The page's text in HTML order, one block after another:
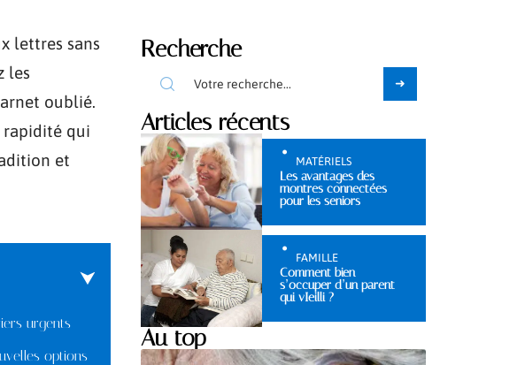
lettres sans
les
oublié.
rapidité qui
et
urgents
options
Recherche
Articles récents
MATÉRIELS
Les avantages des
montres connectées
pour les seniors
FAMILLE
Comment bien
s’occuper d’un parent
qui vIeilli ?
Au top